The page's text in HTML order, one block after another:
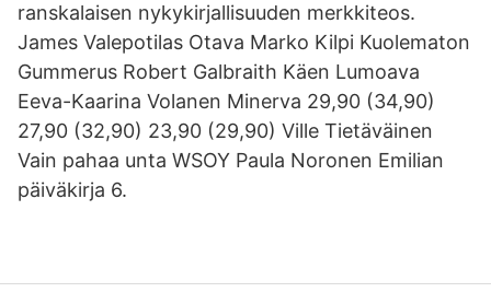
ranskalaisen nykykirjallisuuden merkkiteos.
James Valepotilas Otava Marko Kilpi Kuolematon
Gummerus Robert Galbraith Käen Lumoava
Eeva-Kaarina Volanen Minerva 29,90 (34,90)
27,90 (32,90) 23,90 (29,90) Ville Tietäväinen
Vain pahaa unta WSOY Paula Noronen Emilian
päiväkirja 6.